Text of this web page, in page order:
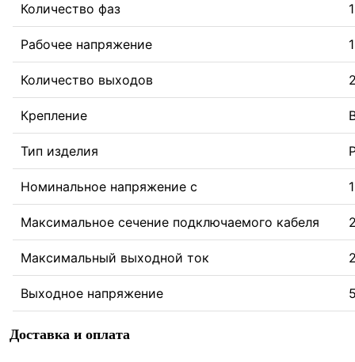
Количество фаз 1
Рабочее напряжение
Количество выходов
Крепление
Тип изделия
Номинальное напряжение с
Максимальное сечение подключаемого кабеля
Максимальный выходной ток
Выходное напряжение
Доставка и оплата